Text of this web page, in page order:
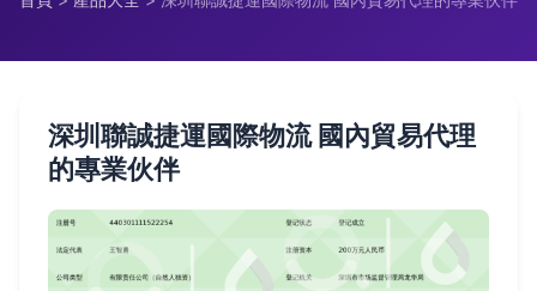
深圳聯誠捷運國際物流 國內貿易代理
的專業伙伴